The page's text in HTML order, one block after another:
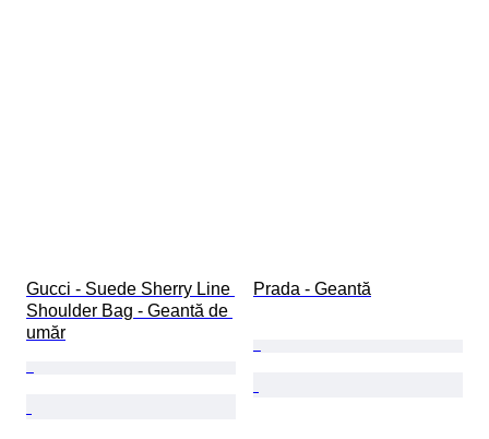
Gucci - Suede Sherry Line
Shoulder Bag - Geantă de
umăr
Prada - Geantă